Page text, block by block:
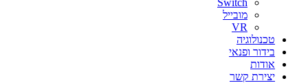
Switch
מובייל
VR
טכנולוגיה
בידור ופנאי
אודות
יצירת קשר